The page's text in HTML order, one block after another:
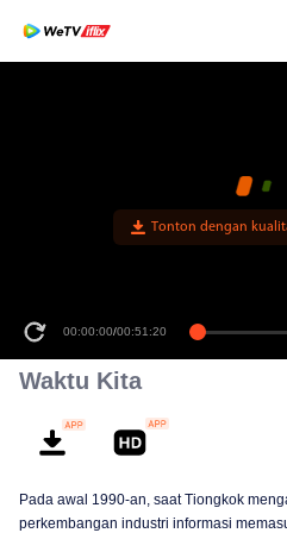
Tonton dengan
00:00:00/00:51:20
Waktu Kita
Pada awal 1990-an, saat Tiongkok
perkembangan industri informasi